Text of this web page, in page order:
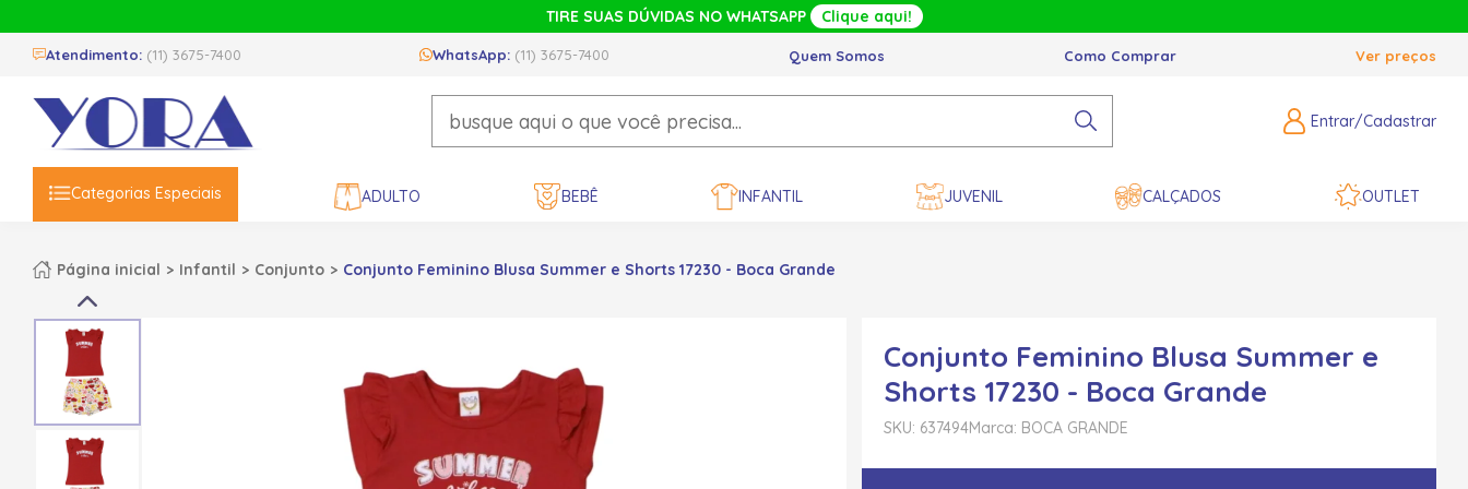
TIRE SUAS DÚVIDAS NO WHATSAPP Clique aqui!
Atendimento: (11) 3675-7400 WhatsApp: (11) 3675-7400 Quem Somos Como Comprar Ver preços
Entrar/Cadastrar
Categorias Especiais ADULTO BEBÊ INFANTIL JUVENIL CALÇADOS OUTLET
Página inicial Infantil Conjunto Conjunto Feminino Blusa Summer e Shorts 17230 - Boca Grande
Conjunto Feminino Blusa Summer e
Shorts 17230 - Boca Grande
SKU: 637494Marca: BOCA GRANDE